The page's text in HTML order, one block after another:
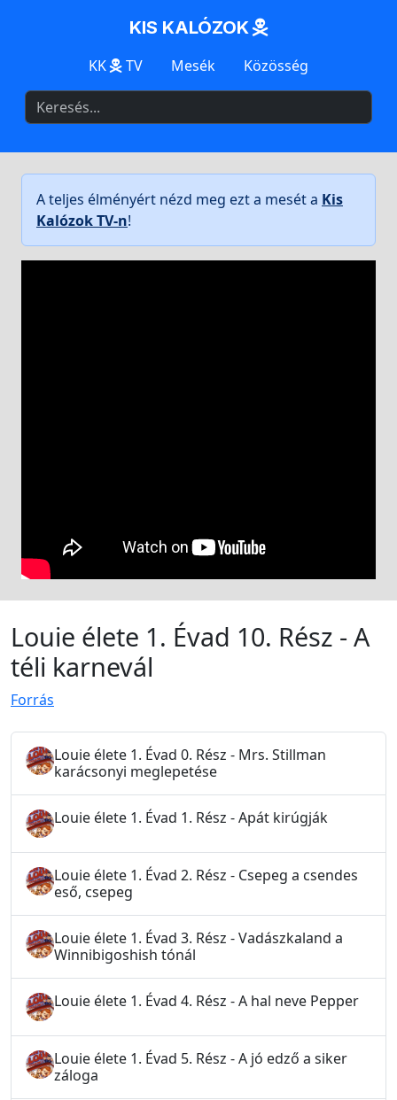
KIS KALÓZOK
KK TV Mesék Közösség
A teljes élményért nézd meg ezt a mesét a Kis
Kalózok TV-n!
Louie élete 1. Évad 10. Rész - A
téli karnevál
Forrás
Louie élete 1. Évad 0. Rész - Mrs. Stillman
karácsonyi meglepetése
Louie élete 1. Évad 1. Rész - Apát kirúgják
Louie élete 1. Évad 2. Rész - Csepeg a csendes
eső, csepeg
Louie élete 1. Évad 3. Rész - Vadászkaland a
Winnibigoshish tónál
Louie élete 1. Évad 4. Rész - A hal neve Pepper
Louie élete 1. Évad 5. Rész - A jó edző a siker
záloga